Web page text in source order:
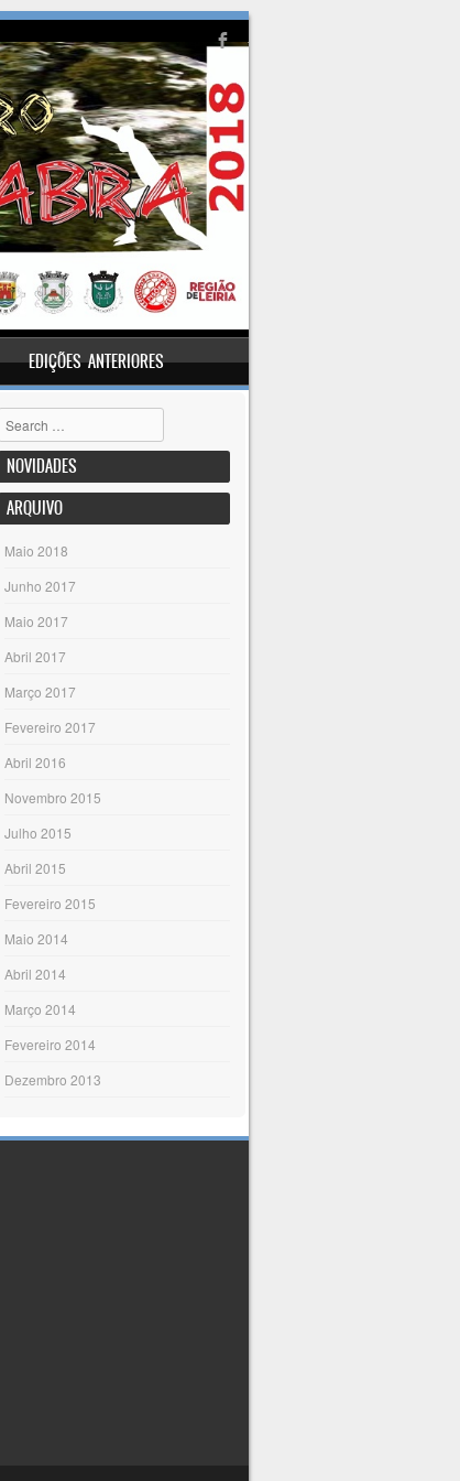
EDIÇÕES ANTERIORES
Pesquisar
NOVIDADES
ARQUIVO
Maio 2018
Junho 2017
Maio 2017
Abril 2017
Março 2017
Fevereiro 2017
Abril 2016
Novembro 2015
Julho 2015
Abril 2015
Fevereiro 2015
Maio 2014
Abril 2014
Março 2014
Fevereiro 2014
Dezembro 2013